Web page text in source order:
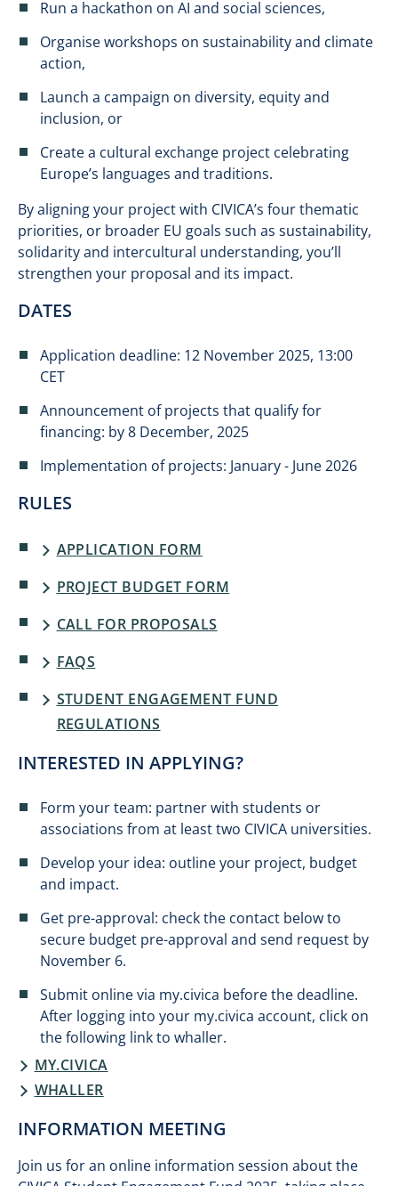
Run a hackathon on AI and social sciences,
Organise workshops on sustainability and climate
action,
Launch a campaign on diversity, equity and
inclusion, or
Create a cultural exchange project celebrating
Europe’s languages and traditions.
By aligning your project with CIVICA’s four thematic
priorities, or broader EU goals such as sustainability,
solidarity and intercultural understanding, you’ll
strengthen your proposal and its impact.
DATES
Application deadline: 12 November 2025, 13:00
CET
Announcement of projects that qualify for
financing: by 8 December, 2025
Implementation of projects: January - June 2026
RULES
APPLICATION FORM
PROJECT BUDGET FORM
CALL FOR PROPOSALS
FAQS
STUDENT ENGAGEMENT FUND
REGULATIONS
INTERESTED IN APPLYING?
Form your team: partner with students or
associations from at least two CIVICA universities.
Develop your idea: outline your project, budget
and impact.
Get pre-approval: check the contact below to
secure budget pre-approval and send request by
November 6.
Submit online via my.civica before the deadline.
After logging into your my.civica account, click on
the following link to whaller.
MY.CIVICA
WHALLER
INFORMATION MEETING
Join us for an online information session about the